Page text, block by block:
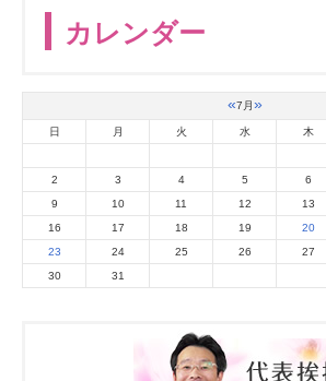
カレンダー
«7月»
日 月 火 水 木
2
3 4 5 6
9
10 11 12 13
16
17 18 19 20
23
24 25 26 27
30
31